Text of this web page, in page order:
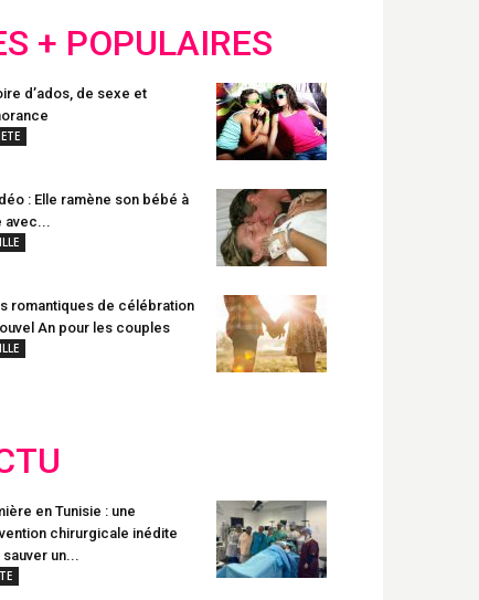
+ POPULAIRES
d’ados, de sexe et
: Elle ramène son bébé à
avec...
romantiques de célébration
An pour les couples
en Tunisie : une
chirurgicale inédite
sauver un...